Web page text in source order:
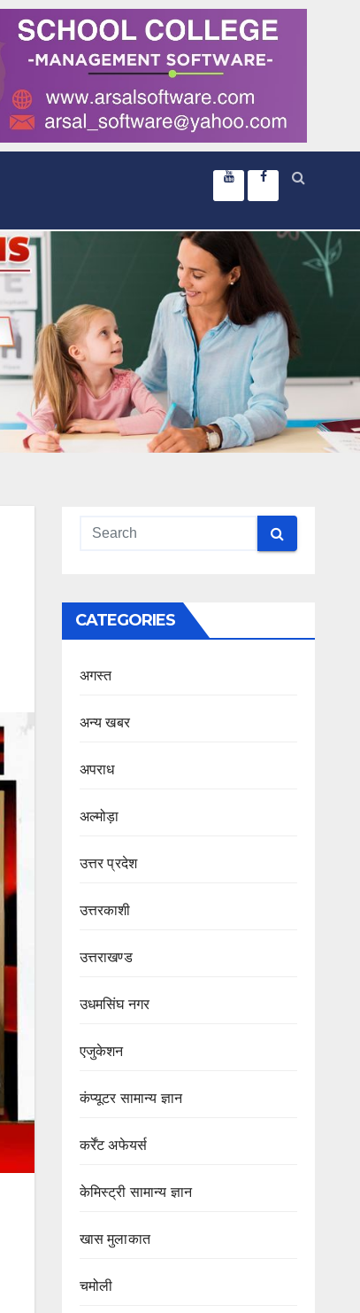
CATEGORIES
अगस्त
अन्य खबर
अपराध
अल्मोड़ा
उत्तर प्रदेश
उत्तरकाशी
उत्तराखण्ड
उधमसिंघ नगर
एजुकेशन
कंप्यूटर सामान्य ज्ञान
कर्रेंट अफेयर्स
केमिस्ट्री सामान्य ज्ञान
खास मुलाकात
चमोली